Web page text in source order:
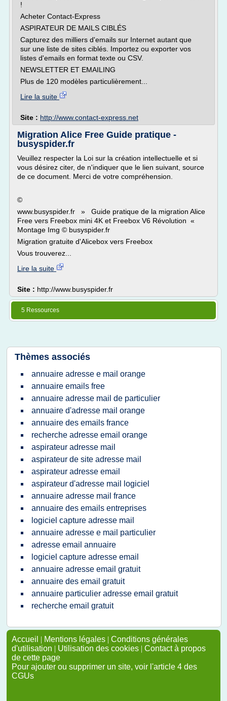
!
Acheter Contact-Express
ASPIRATEUR DE MAILS CIBLÉS
Capturez des milliers d'emails sur Internet autant que
sur une liste de sites ciblés. Importez ou exporter vos
listes d'emails en format texte ou CSV.
NEWSLETTER ET EMAILING
Plus de 120 modèles particulièrement...
Lire la suite
Site : http://www.contact-express.net
Migration Alice Free Guide pratique -
busyspider.fr
Veuillez respecter la Loi sur la création intellectuelle et si
vous désirez citer, de n'indiquer que le lien suivant, source
de ce document. Merci de votre compréhension.
©
www.busyspider.fr » Guide pratique de la migration Alice
Free vers Freebox mini 4K et Freebox V6 Révolution «
Montage Img © busyspider.fr
Migration gratuite d'Alicebox vers Freebox
Vous trouverez...
Lire la suite
Site : http://www.busyspider.fr
5 Ressources
Thèmes associés
annuaire adresse e mail orange
annuaire emails free
annuaire adresse mail de particulier
annuaire d'adresse mail orange
annuaire des emails france
recherche adresse email orange
aspirateur adresse mail
aspirateur de site adresse mail
aspirateur adresse email
aspirateur d'adresse mail logiciel
annuaire adresse mail france
annuaire des emails entreprises
logiciel capture adresse mail
annuaire adresse e mail particulier
adresse email annuaire
logiciel capture adresse email
annuaire adresse email gratuit
annuaire des email gratuit
annuaire particulier adresse email gratuit
recherche email gratuit
Accueil | Mentions légales | Conditions générales
d'utilisation | Utilisation des cookies | Contact à propos
de cette page
Pour ajouter ou supprimer un site, voir l'article 4 des
CGUs